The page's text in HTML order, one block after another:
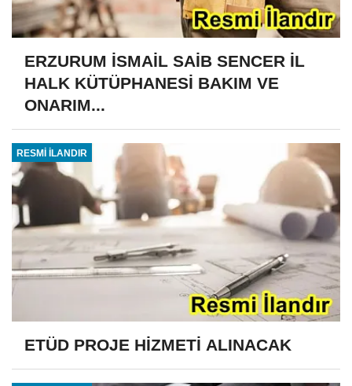
ERZURUM İSMAİL SAİB SENCER İL
HALK KÜTÜPHANESİ BAKIM VE
ONARIM...
RESMİ İLANDIR
ETÜD PROJE HİZMETİ ALINACAK